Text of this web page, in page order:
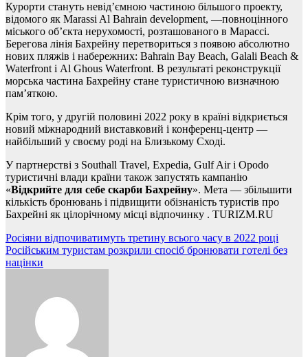
Курорти стануть невід’ємною частиною більшого проекту,
відомого як Marassi Al Bahrain development, —повноцінного
міського об’єкта нерухомості, розташованого в Марассі.
Берегова лінія Бахрейну перетвориться з появою абсолютно
нових пляжів і набережних: Bahrain Bay Beach, Galali Beach &
Waterfront і Al Ghous Waterfront. В результаті реконструкції
морська частина Бахрейну стане туристичною визначною
пам’яткою.
Крім того, у другій половині 2022 року в країні відкриється
новий міжнародний виставковий і конференц-центр —
найбільший у своєму роді на Близькому Сході.
У партнерстві з Southall Travel, Expedia, Gulf Air і Opodo
туристичні влади країни також запустять кампанію
«Відкрийте для себе скарби Бахрейну». Мета — збільшити
кількість бронювань і підвищити обізнаність туристів про
Бахрейні як цілорічному місці відпочинку . TURIZM.RU
Навігація
записів
Росіяни відпочиватимуть третину всього часу в 2022 році
Російським туристам розкрили спосіб бронювати готелі без
націнки